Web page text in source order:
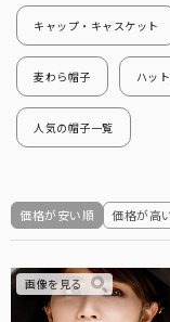
お問い合わせ
ご利用ガイド
キャップ・キャスケット
麦わら帽子 ハッ
人気の帽子一覧
価格が安い順 価格が高